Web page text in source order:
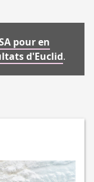
pour en
d'Euclid.